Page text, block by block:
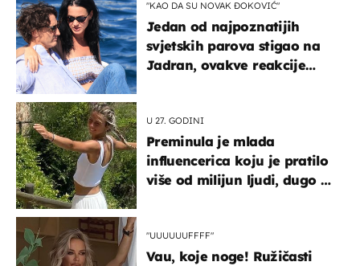
"KAO DA SU NOVAK ĐOKOVIĆ"
Jedan od najpoznatijih
svjetskih parova stigao na
Jadran, ovakve reakcije
U 27. GODINI
Preminula je mlada
influencerica koju je pratilo
više od milijun ljudi, dugo se
"UUUUUUFFFF"
Vau, koje noge! Ružičasti